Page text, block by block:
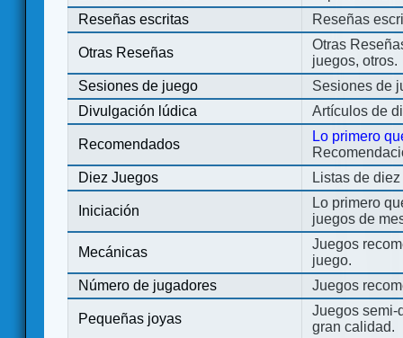
Reseñas escritas
Reseñas
Otras Reseñas
Otras
juegos, otros.
Sesiones de juego
Sesiones de
Divulgación lúdica
Artículos de
Recomendados
Lo primero
Diez Juegos
Listas de
Iniciación
Lo primero
juegos de
Mecánicas
Juegos
juego.
Número de jugadores
Juegos
Pequeñas joyas
Juegos semi-
gran calidad.